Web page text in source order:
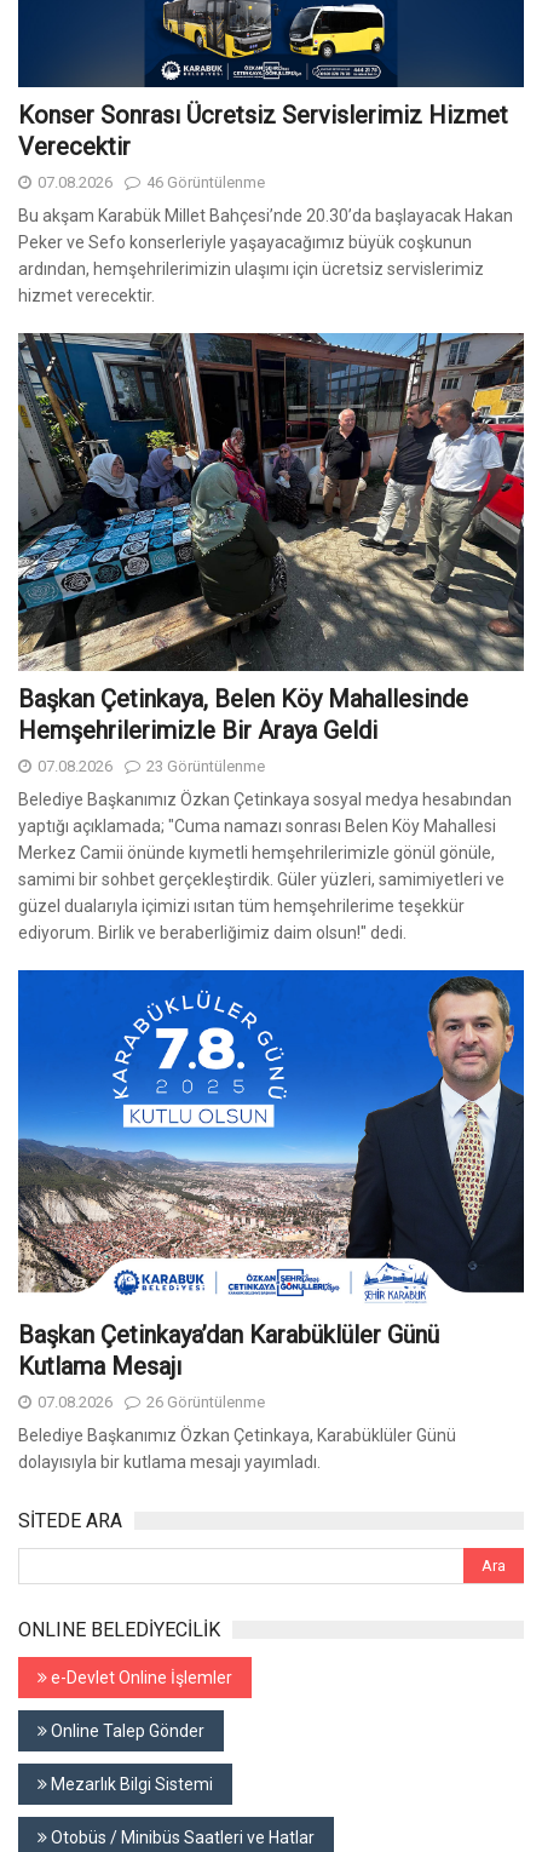
Konser Sonrası Ücretsiz Servislerimiz Hizmet
Verecektir
07.08.2026 46 Görüntülenme
Bu akşam Karabük Millet Bahçesi’nde 20.30’da başlayacak Hakan
Peker ve Sefo konserleriyle yaşayacağımız büyük coşkunun
ardından, hemşehrilerimizin ulaşımı için ücretsiz servislerimiz
hizmet verecektir.
Başkan Çetinkaya, Belen Köy Mahallesinde
Hemşehrilerimizle Bir Araya Geldi
07.08.2026 23 Görüntülenme
Belediye Başkanımız Özkan Çetinkaya sosyal medya hesabından
yaptığı açıklamada; "Cuma namazı sonrası Belen Köy Mahallesi
Merkez Camii önünde kıymetli hemşehrilerimizle gönül gönüle,
samimi bir sohbet gerçekleştirdik. Güler yüzleri, samimiyetleri ve
güzel dualarıyla içimizi ısıtan tüm hemşehrilerime teşekkür
ediyorum. Birlik ve beraberliğimiz daim olsun!" dedi.
Başkan Çetinkaya’dan Karabüklüler Günü
Kutlama Mesajı
07.08.2026 26 Görüntülenme
Belediye Başkanımız Özkan Çetinkaya, Karabüklüler Günü
dolayısıyla bir kutlama mesajı yayımladı.
SİTEDE ARA
ONLINE BELEDİYECİLİK
e-Devlet Online İşlemler
Online Talep Gönder
Mezarlık Bilgi Sistemi
Otobüs / Minibüs Saatleri ve Hatlar